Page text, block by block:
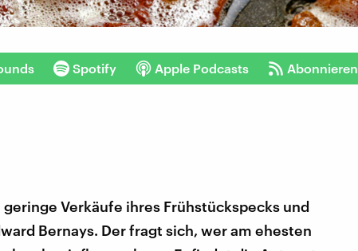
Spotify Apple Podcasts Abonnieren
Verkäufe ihres Frühstückspecks und
Bernays. Der fragt sich, wer am ehesten